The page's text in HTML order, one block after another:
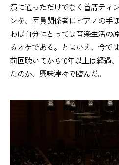
演に通っただけでなく首席ティ
ンを、団員関係者にピアノの手
わば自分にとっては音楽生活の
るオケである。とはいえ、今で
前回聴いてから10年以上は経過
たのか、興味津々で臨んだ。